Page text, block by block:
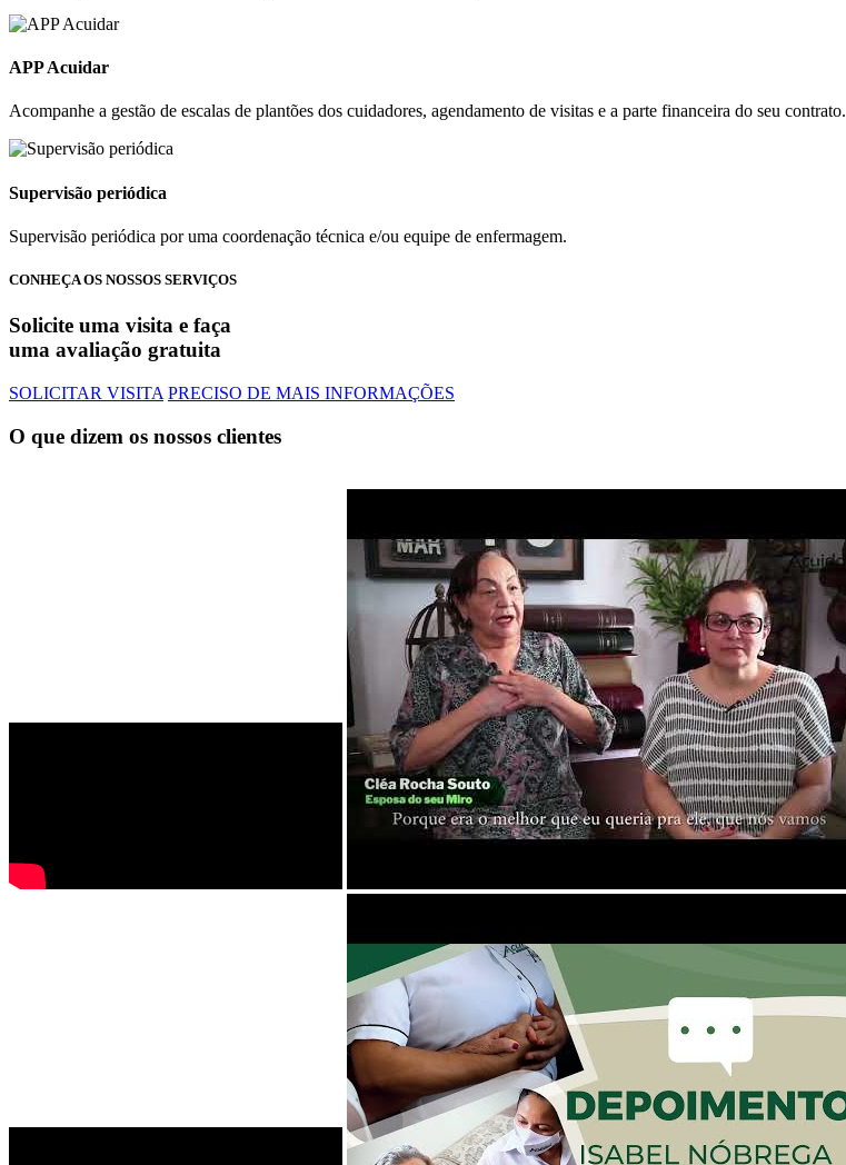
APP Acuidar
Acompanhe a gestão de escalas de plantões dos cuidadores, agendamento de visitas e a parte financeira do seu contrato.
Supervisão periódica
Supervisão periódica por uma coordenação técnica e/ou equipe de enfermagem.
CONHEÇA OS NOSSOS SERVIÇOS
Solicite uma visita e faça
uma avaliação gratuita
SOLICITAR VISITA PRECISO DE MAIS INFORMAÇÕES
O que dizem os nossos clientes